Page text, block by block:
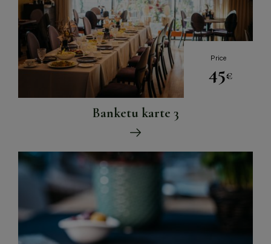
Price
45€
Banketu karte 3